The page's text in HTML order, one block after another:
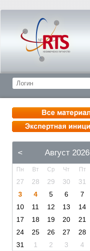
< Август 2026
Пн Вт Ср Чт Пт
27 28 29 30 31
3
4 5 6 7
10
11 12 13 14
17
18 19 20 21
24
25 26 27 28
31
1 2 3 4